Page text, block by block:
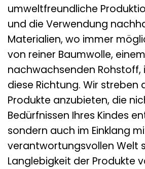
umweltfreundliche
und die Verwendung
Materialien, wo immer
von reiner Baumwolle, einem
nachwachsenden Rohstoff,
diese Richtung. Wir streben
Produkte anzubieten, die
Bedürfnissen Ihres Kindes
sondern auch im Einklang
verantwortungsvollen Welt
Langlebigkeit der Produkte